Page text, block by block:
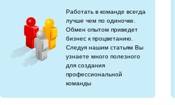
Работать в команде всегда
лучше чем по одиночке.
Обмен опытом приведет
бизнес к процветанию.
Следуя нашим статьям Вы
узнаете много полезного
для создания
профессиональной
команды